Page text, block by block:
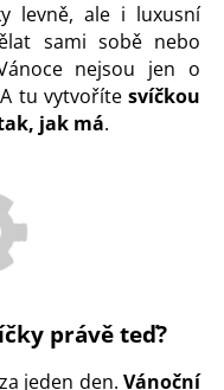
levně, ale i luxusní
sami sobě nebo
nejsou jen o
tu vytvoříte svíčkou
jak má.
právě teď?
jeden den. Vánoční